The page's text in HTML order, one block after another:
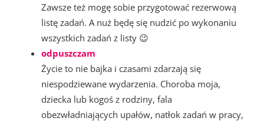
Zawsze też mogę sobie przygotować rezerwową
listę zadań. A nuż będę się nudzić po wykonaniu
wszystkich zadań z listy 😉
odpuszczam
Życie to nie bajka i czasami zdarzają się
niespodziewane wydarzenia. Choroba moja,
dziecka lub kogoś z rodziny, fala
obezwładniających upałów, natłok zadań w pracy,